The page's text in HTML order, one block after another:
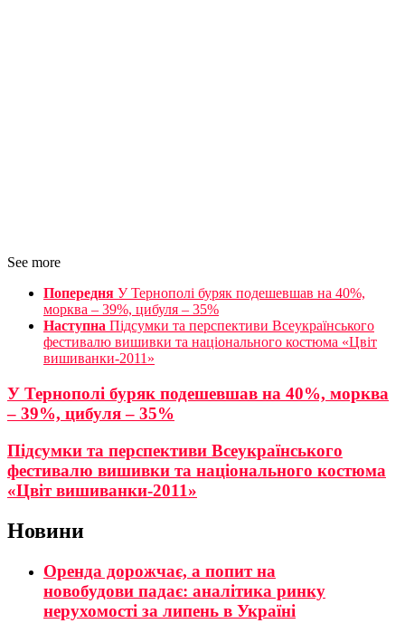
See more
Попередня У Тернополі буряк подешевшав на 40%,
морква – 39%, цибуля – 35%
Наступна Підсумки та перспективи Всеукраїнського
фестивалю вишивки та національного костюма «Цвіт
вишиванки-2011»
У Тернополі буряк подешевшав на 40%, морква
– 39%, цибуля – 35%
Підсумки та перспективи Всеукраїнського
фестивалю вишивки та національного костюма
«Цвіт вишиванки-2011»
Новини
Оренда дорожчає, а попит на
новобудови падає: аналітика ринку
нерухомості за липень в Україні